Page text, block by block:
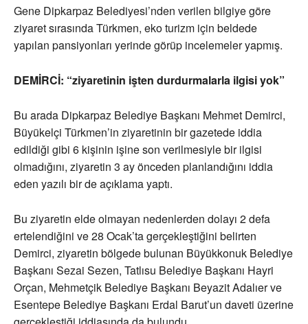
Gene Dipkarpaz Belediyesi’nden verilen bilgiye göre
ziyaret sırasında Türkmen, eko turizm için beldede
yapılan pansiyonları yerinde görüp incelemeler yapmış.
DEMİRCİ: “ziyaretinin işten durdurmalarla ilgisi yok”
Bu arada Dipkarpaz Belediye Başkanı Mehmet Demirci,
Büyükelçi Türkmen’in ziyaretinin bir gazetede iddia
edildiği gibi 6 kişinin işine son verilmesiyle bir ilgisi
olmadığını, ziyaretin 3 ay önceden planlandığını iddia
eden yazılı bir de açıklama yaptı.
Bu ziyaretin elde olmayan nedenlerden dolayı 2 defa
ertelendiğini ve 28 Ocak’ta gerçekleştiğini belirten
Demirci, ziyaretin bölgede bulunan Büyükkonuk Belediye
Başkanı Sezai Sezen, Tatlısu Belediye Başkanı Hayri
Orçan, Mehmetçik Belediye Başkanı Beyazit Adalıer ve
Esentepe Belediye Başkanı Erdal Barut’un daveti üzerine